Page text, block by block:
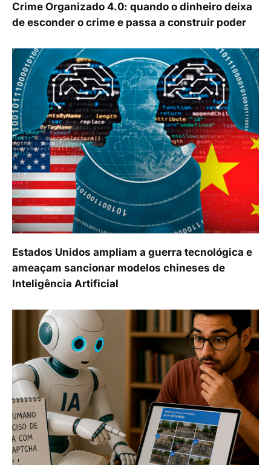
Crime Organizado 4.0: quando o dinheiro deixa
de esconder o crime e passa a construir poder
Estados Unidos ampliam a guerra tecnológica e
ameaçam sancionar modelos chineses de
Inteligência Artificial